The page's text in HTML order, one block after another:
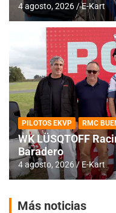
4 agosto, 2026 E-Kart
PILOTOS EKVP RMC
WK LÜSQTOFF
Baradero
4 agosto, 2026 E-Kart
Más noticias